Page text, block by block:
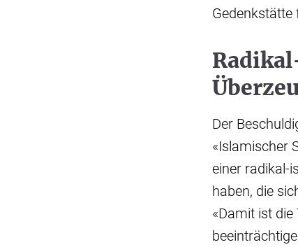
Der
«Islamischer
einer radikal-
haben, die
«Damit ist die